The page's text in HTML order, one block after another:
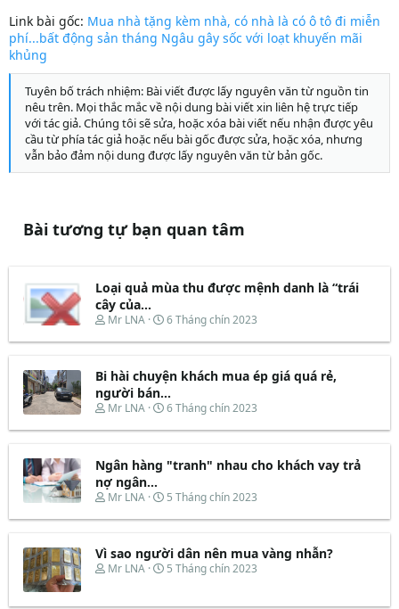
Link bài gốc: Mua nhà tặng kèm nhà, có nhà là có ô tô đi miễn
phí...bất động sản tháng Ngâu gây sốc với loạt khuyến mãi
khủng
Tuyên bố trách nhiệm: Bài viết được lấy nguyên văn từ nguồn tin
nêu trên. Mọi thắc mắc về nội dung bài viết xin liên hệ trực tiếp
với tác giả. Chúng tôi sẽ sửa, hoặc xóa bài viết nếu nhận được yêu
cầu từ phía tác giả hoặc nếu bài gốc được sửa, hoặc xóa, nhưng
vẫn bảo đảm nội dung được lấy nguyên văn từ bản gốc.
Bài tương tự bạn quan tâm
Loại quả mùa thu được mệnh danh là “trái
cây của...
T
r
a
d
s
a
t
e
r
Mr LNA
N
à
b
t
ầ
6 Tháng chín 2023
Bi hài chuyện khách mua ép giá quá rẻ,
người bán...
T
r
a
d
s
a
e
Mr LNA
N
à
b
t
ầ
6 Tháng chín 2023
Ngân hàng "tranh" nhau cho khách vay trả
nợ ngân...
T
r
a
d
Mr LNA
N
à
b
ắ
5 Tháng chín 2023
Vì sao người dân nên mua vàng nhẫn?
T
Mr LNA
N
5 Tháng chín 2023